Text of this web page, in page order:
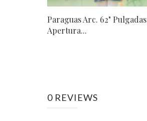
Paraguas Arc. 62" Pulgadas
Apertura...
0 REVIEWS